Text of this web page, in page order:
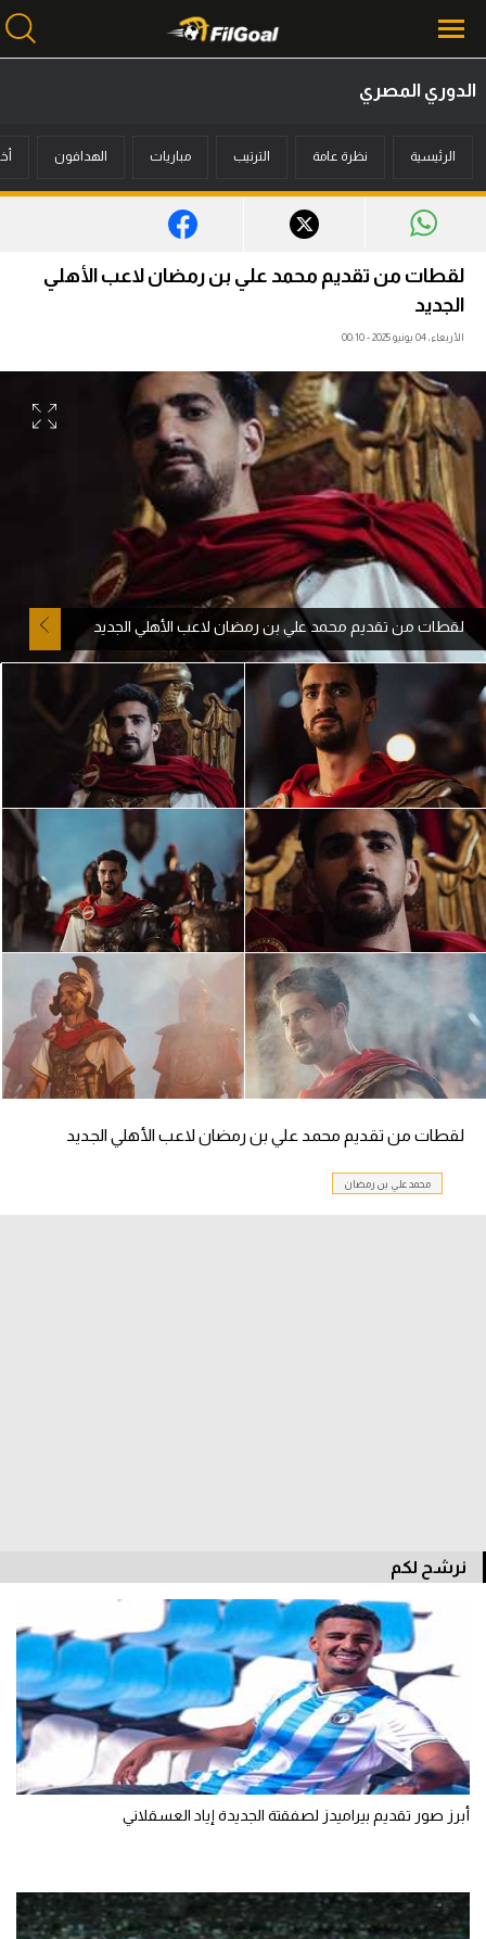
أخبار
ميركاتو
فانتازي في الجول
مسابقة التوقعات
فيديوهات
عدسات
آراء حرة
ركن الألعاب
بطولات
أمريكا 2026
الدوري المصري
الدوري الإنجليزي الممتاز
الدوري الإسباني
الدوري الإيطالي
الدوري الألماني
الدوري الفرنسي
الدوري السعودي للمحترفين
دوري أبطال أوروبا
الدوري الإسباني
دوري أبطال أوروبا
القسم الثاني
رياضات أخرى
أمم إفريقيا
كرة السلة الأمريكية
كرة طائرة
الدوري المصري
الرئيسية نظرة عامة الترتيب مباريات الهدافون
لقطات من تقديم محمد علي بن رمضان لاعب الأهلي
الجديد
الأربعاء، 04 يونيو 2025 - 00:10
لقطات من تقديم محمد علي بن رمضان لاعب الأهلي الجديد
لقطات من تقديم محمد علي بن رمضان لاعب الأهلي الجديد
محمد علي بن رمضان
نرشح لكم
أبرز صور تقديم بيراميدز لصفقتة الجديدة إياد العسقلاني